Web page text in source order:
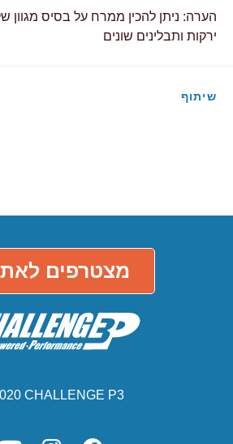
הערה: ניתן להכין ממרח על בסיס מגוון של
ירקות ותבלינים שונים
שיתוף
מצטרפים
CHALLENGE P3